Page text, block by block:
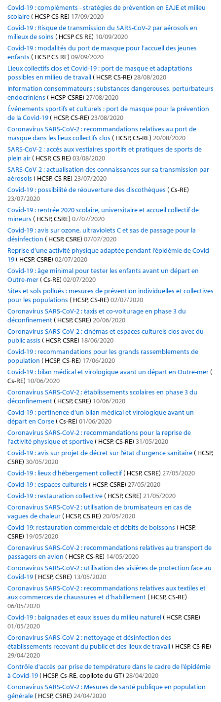
Covid-19 : compléments - stratégies de prévention en EAJE et milieu
scolaire ( HCSP CS RE) 17/09/2020
Covid-19 : Risque de transmission du SARS-CoV-2 par aérosols en
milieux de soins ( HCSP CS RE) 10/09/2020
Covid-19 : modalités du port de masque pour l’accueil des jeunes
enfants ( HCSP CS RE) 09/09/2020
Lieux collectifs clos et Covid-19 : port de masque et adaptations
possibles en milieu de travail ( HCSP, CS-RE) 28/08/2020
Information consommateurs : substances dangereuses, perturbateurs
endocriniens ( HCSP-CSRE) 27/08/2020
Événements sportifs et culturels : port de masque pour la prévention
de la Covid-19 ( HCSP, CS-RE) 23/08/2020
Coronavirus SARS-CoV-2 : recommandations relatives au port de
masque dans les lieux collectifs clos ( HCSP, CS-RE) 20/08/2020
SARS-CoV-2 : accès aux vestiaires sportifs et pratiques de sports de
plein air ( HCSP, CS RE) 03/08/2020
SARS-CoV-2 : actualisation des connaissances sur sa transmission par
aérosols ( HCSP, CS RE) 23/07/2020
Covid-19 : possibilité de réouverture des discothèques ( Cs-RE)
23/07/2020
Covid-19 : rentrée 2020 scolaire, universitaire et accueil collectif de
mineurs ( HCSP, CSRE) 07/07/2020
Covid-19 : avis sur ozone, ultraviolets C et sas de passage pour la
désinfection ( HCSP, CSRE) 07/07/2020
Reprise d’une activité physique adaptée pendant l’épidémie de Covid-
19 ( HCSP, CSRE) 02/07/2020
Covid-19 : âge minimal pour tester les enfants avant un départ en
Outre-mer ( Cs-RE) 02/07/2020
Sites et sols pollués : mesures de prévention individuelles et collectives
pour les populations ( HCSP, CS-RE) 02/07/2020
Coronavirus SARS-CoV-2 : taxis et co-voiturage en phase 3 du
déconfinement ( HCSP, CSRE) 20/06/2020
Coronavirus SARS-CoV-2 : cinémas et espaces culturels clos avec du
public assis ( HCSP, CSRE) 18/06/2020
Covid-19 : recommandations pour les grands rassemblements de
population ( HCSP, CS-RE) 17/06/2020
Covid-19 : bilan médical et virologique avant un départ en Outre-mer (
Cs-RE) 10/06/2020
Coronavirus SARS-CoV-2 : établissements scolaires en phase 3 du
déconfinement ( HCSP, CSRE) 10/06/2020
Covid-19 : pertinence d’un bilan médical et virologique avant un
départ en Corse ( Cs-RE) 01/06/2020
Coronavirus SARS-CoV-2 : recommandations pour la reprise de
l’activité physique et sportive ( HCSP, CS-RE) 31/05/2020
Covid-19 : avis sur projet de décret sur l’état d’urgence sanitaire ( HCSP,
CSRE) 30/05/2020
Covid-19 : lieux d’hébergement collectif( HCSP, CSRE) 27/05/2020
Covid-19 : espaces culturels ( HCSP, CSRE) 27/05/2020
Covid-19 : restauration collective ( HCSP, CSRE) 21/05/2020
Coronavirus SARS-CoV-2 : utilisation de brumisateurs en cas de
vagues de chaleur ( HCSP, CS RE) 20/05/2020
Covid-19: restauration commerciale et débits de boissons ( HCSP,
CSRE) 19/05/2020
Coronavirus SARS-CoV-2 : recommandations relatives au transport de
passagers en avion ( HCSP, CS-RE) 14/05/2020
Coronavirus SARS-CoV-2 : utilisation des visières de protection face au
Covid-19 ( HCSP, CSRE) 13/05/2020
Coronavirus SARS-CoV-2 : recommandations relatives aux textiles et
aux commerces de chaussures et d’habillement ( HCSP, CS-RE)
06/05/2020
Covid-19 : baignades et eaux issues du milieu naturel ( HCSP, CSRE)
01/05/2020
Coronavirus SARS-CoV-2 : nettoyage et désinfection des
établissements recevant du public et des lieux de travail ( HCSP, CS-RE)
29/04/2020
Contrôle d'accès par prise de température dans le cadre de l’épidémie
à Covid-19 ( HCSP, Cs-RE, copilote du GT) 28/04/2020
Coronavirus SARS-CoV-2 : Mesures de santé publique en population
générale ( HCSP, CSRE) 24/04/2020